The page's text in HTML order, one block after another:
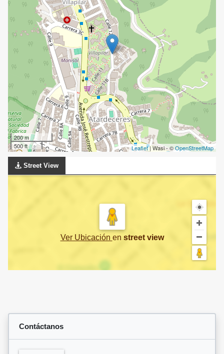
200 m
500 ft
Leaflet| Wasi - ©OpenStreetMap
Street View
Ver Ubicación en street view
Contáctanos